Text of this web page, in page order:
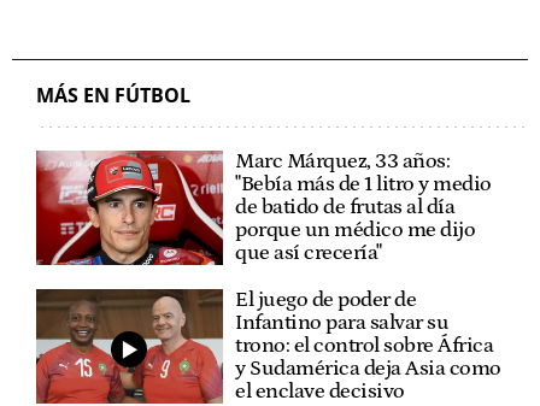
MÁS EN FÚTBOL
Marc Márquez, 33 años:
"Bebía más de 1 litro y medio
de batido de frutas al día
porque un médico me dijo
que así crecería"
El juego de poder de
Infantino para salvar su
trono: el control sobre África
y Sudamérica deja Asia como
el enclave decisivo